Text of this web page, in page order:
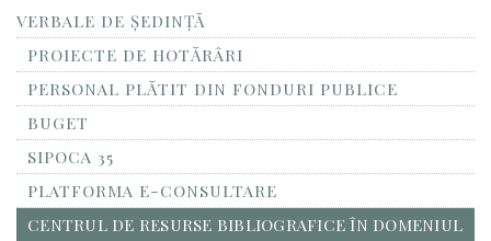
VERBALE DE ȘEDINȚĂ
PROIECTE DE HOTĂRÂRI
PERSONAL PLĂTIT DIN FONDURI PUBLICE
BUGET
SIPOCA 35
PLATFORMA E-CONSULTARE
CENTRUL DE RESURSE BIBLIOGRAFICE ÎN DOMENIUL